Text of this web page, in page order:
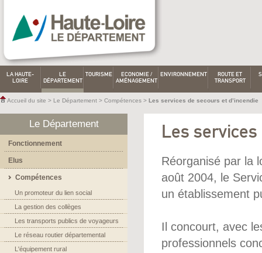
LA HAUTE-
LOIRE
LE
DÉPARTEMENT
TOURISME
ECONOMIE /
AMÉNAGEMENT
ENVIRONNEMENT
ROUTE ET
TRANSPORT
Accueil du site > Le Département > Compétences > Les services de secours et d’incendie
Le Département
Fonctionnement
Elus
Compétences
Un promoteur du lien social
La gestion des collèges
Les transports publics de voyageurs
Le réseau routier départemental
L'équipement rural
Les services
Réorganisé par la
août 2004, le
un établissement
Il concourt, avec
professionnels